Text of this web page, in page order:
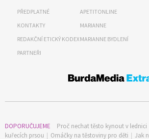
PŘEDPLATNÉ
KONTAKTY
REDAKČNÍ ETICKÝ KODEX
PARTNEŘI
APETITONLINE
MARIANNE
MARIANNE BYDLENÍ
DOPORUČUJEME Proč nechat těsto kynout v lednici
kuřecích prsou | Omáčky na těstoviny pro děti | Jak